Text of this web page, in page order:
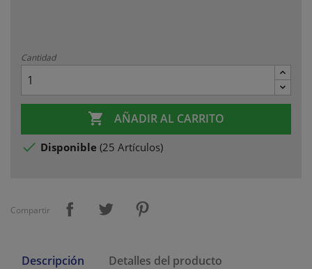
Cantidad
 AÑADIR AL CARRITO
 Disponible (25 Artículos)
Compartir
Descripción
Detalles del producto